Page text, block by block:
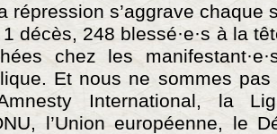
répression s’aggrave chaque
décès, 248 blessé·e·s à la
chez les
Et nous ne sommes pas
International, la
l’Union européenne, le